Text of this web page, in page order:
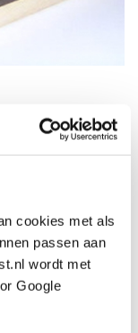
cookies met als
passen aan
wordt met
Google
groeifout (Curly
van esdoorn
95°